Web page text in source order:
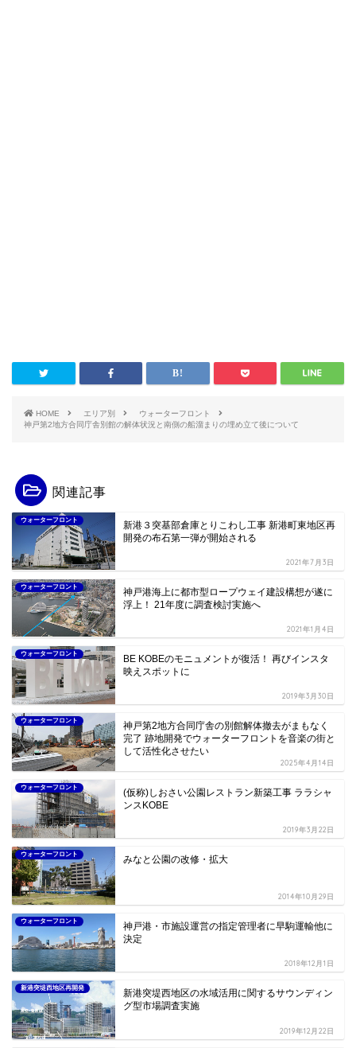
HOME エリア別
ウォーターフロント
神戸第2地方合同庁舎別館の解体状況と南側の船溜まりの埋め立て後について
関連記事
ウォーターフロント
新港３突基部倉庫とりこわし工事 新港町東地区再
開発の布石第一弾が開始される
2021年7月3日
ウォーターフロント
神戸港海上に都市型ロープウェイ建設構想が遂に
浮上！ 21年度に調査検討実施へ
2021年1月4日
ウォーターフロント
BE KOBEのモニュメントが復活！ 再びインスタ
映えスポットに
2019年3月30日
ウォーターフロント
神戸第2地方合同庁舎の別館解体撤去がまもなく
完了 跡地開発でウォーターフロントを音楽の街と
して活性化させたい
2025年4月14日
ウォーターフロント
(仮称)しおさい公園レストラン新築工事 ララシャ
ンスKOBE
2019年3月22日
ウォーターフロント みなと公園の改修・拡大
2014年10月29日
ウォーターフロント
神戸港・市施設運営の指定管理者に早駒運輸他に
決定
2018年12月1日
新港突堤西地区再開発
新港突堤西地区の水域活用に関するサウンディン
グ型市場調査実施
2019年12月22日